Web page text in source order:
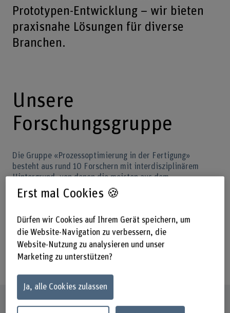
Prototypen-Entwicklung – wir bieten
praxisnahe Lösungen für diverse
Branchen.
Unsere
Forschungsgruppe
Die Gruppe «Prozessoptimierung in der Fertigung»
besteht aus rund 10 Forschern mit interdisziplinärem
Hintergrund, von denen die meisten aus dem
Maschinenbau kommen. Wir befassen uns hauptsächlich
mit angewandter Forschung für ein breites Spektrum von
Kompetenzen
Analyse und Optimierung von Prozessen
Erst mal Cookies 🍪
Dürfen wir Cookies auf Ihrem Gerät speichern, um
die Website-Navigation zu verbessern, die
Website-Nutzung zu analysieren und unser
Marketing zu unterstützen?
Ja, alle Cookies zulassen